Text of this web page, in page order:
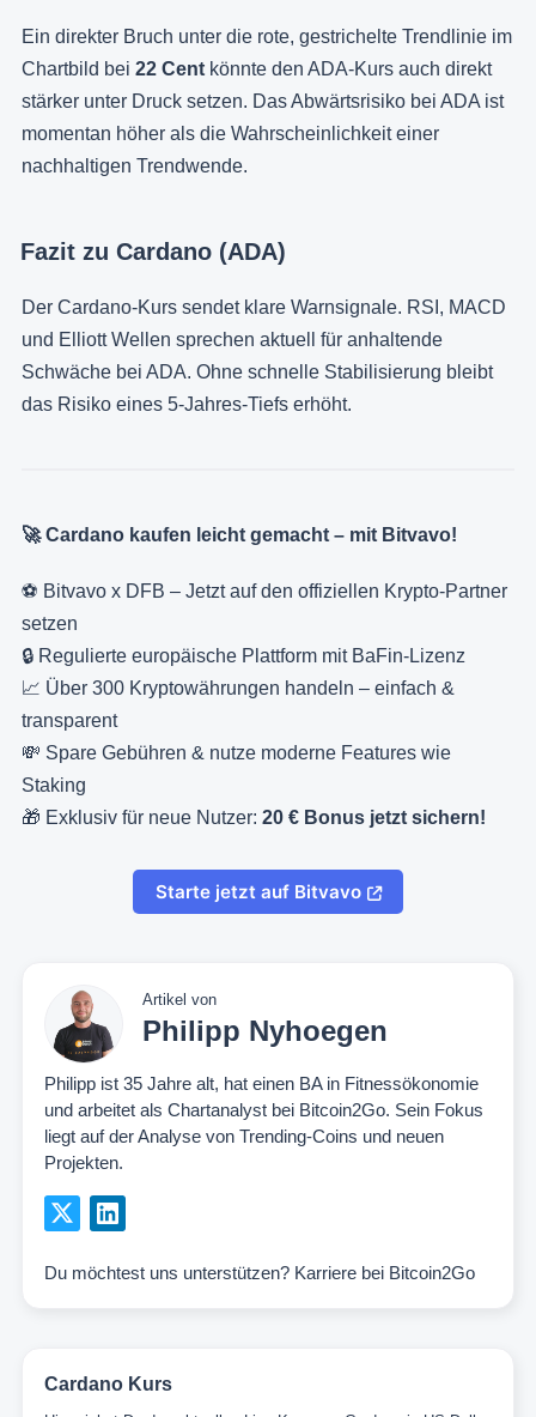
Ein direkter Bruch unter die rote, gestrichelte Trendlinie im
Chartbild bei 22 Cent könnte den ADA-Kurs auch direkt
stärker unter Druck setzen. Das Abwärtsrisiko bei ADA ist
momentan höher als die Wahrscheinlichkeit einer
nachhaltigen Trendwende.
Fazit zu Cardano (ADA)
Der Cardano-Kurs sendet klare Warnsignale. RSI, MACD
und Elliott Wellen sprechen aktuell für anhaltende
Schwäche bei ADA. Ohne schnelle Stabilisierung bleibt
das Risiko eines 5-Jahres-Tiefs erhöht.
🚀 Cardano kaufen leicht gemacht – mit Bitvavo!
⚽ Bitvavo x DFB – Jetzt auf den offiziellen Krypto-Partner
setzen
🔒 Regulierte europäische Plattform mit BaFin-Lizenz
📈 Über 300 Kryptowährungen handeln – einfach &
transparent
💸 Spare Gebühren & nutze moderne Features wie
Staking
🎁 Exklusiv für neue Nutzer: 20 € Bonus jetzt sichern!
Starte jetzt auf Bitvavo
Artikel von
Philipp Nyhoegen
Philipp ist 35 Jahre alt, hat einen BA in Fitnessökonomie
und arbeitet als Chartanalyst bei Bitcoin2Go. Sein Fokus
liegt auf der Analyse von Trending-Coins und neuen
Projekten.
Du möchtest uns unterstützen? Karriere bei Bitcoin2Go
Cardano Kurs